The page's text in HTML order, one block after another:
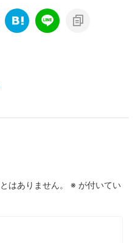
はありません。 ※ が付いてい